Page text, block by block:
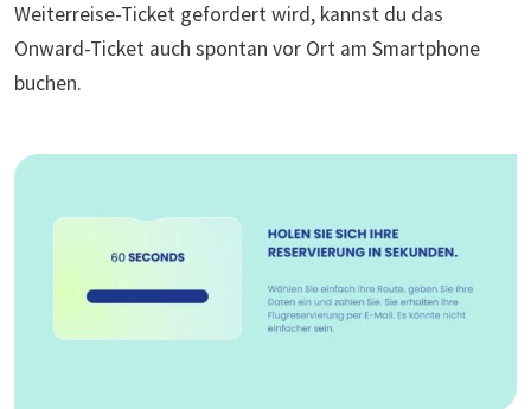
Weiterreise-Ticket gefordert wird, kannst du das
Onward-Ticket auch spontan vor Ort am Smartphone
buchen.